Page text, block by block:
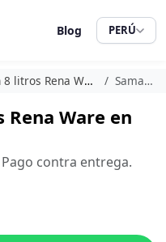
Blog PERÚ
litros Rena Ware Samaná
Ware en
contra entrega.